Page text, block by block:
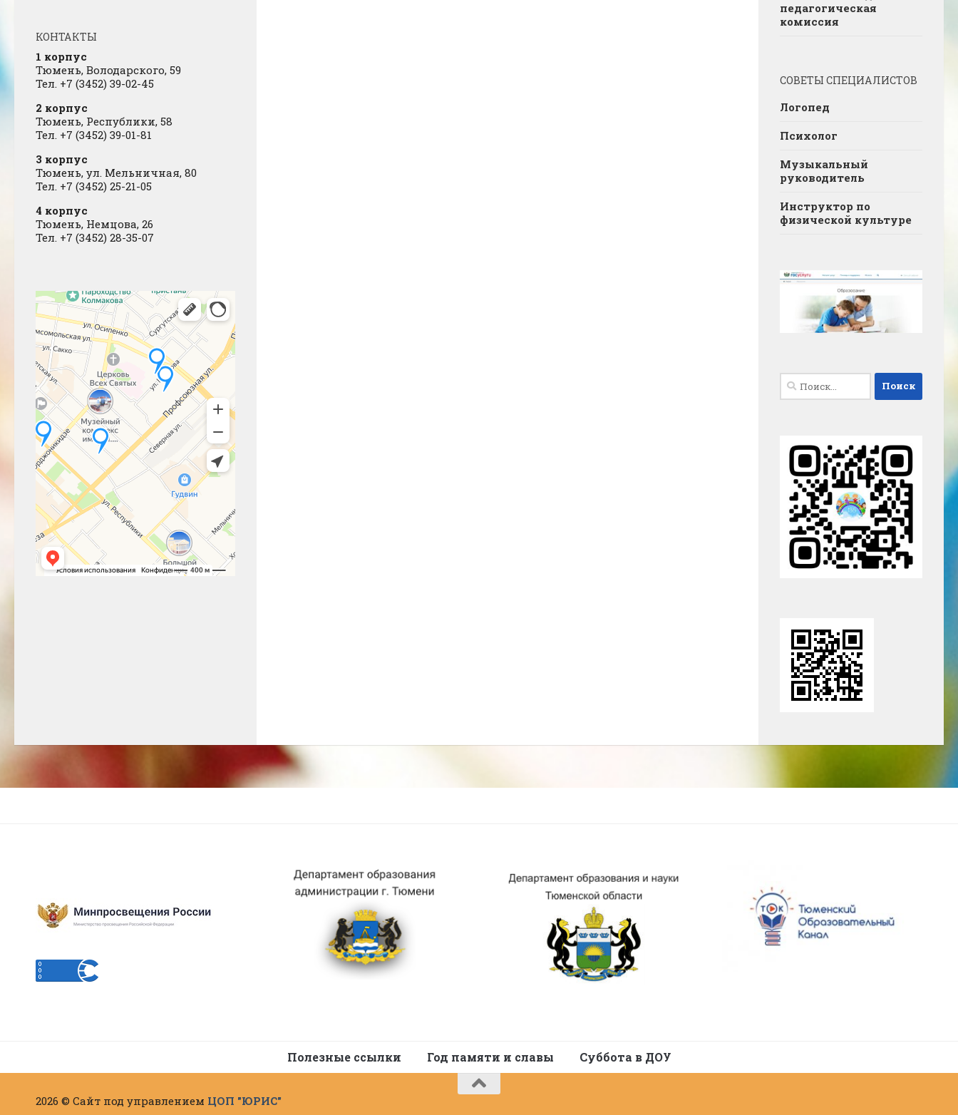
КОНТАКТЫ
1 корпус
Тюмень, Володарского, 59
Тел. +7 (3452) 39-02-45
2 корпус
Тюмень, Республики, 58
Тел. +7 (3452) 39-01-81
3 корпус
Тюмень, ул. Мельничная, 80
Тел. +7 (3452) 25-21-05
4 корпус
Тюмень, Немцова, 26
Тел. +7 (3452) 28-35-07
педагогическая
комиссия
СОВЕТЫ СПЕЦИАЛИСТОВ
Логопед
Психолог
Музыкальный
руководитель
Инструктор по
физической культуре
Найти:
Полезные ссылки Год памяти и славы Суббота в ДОУ
2026 © Сайт под управлением ЦОП "ЮРИС"